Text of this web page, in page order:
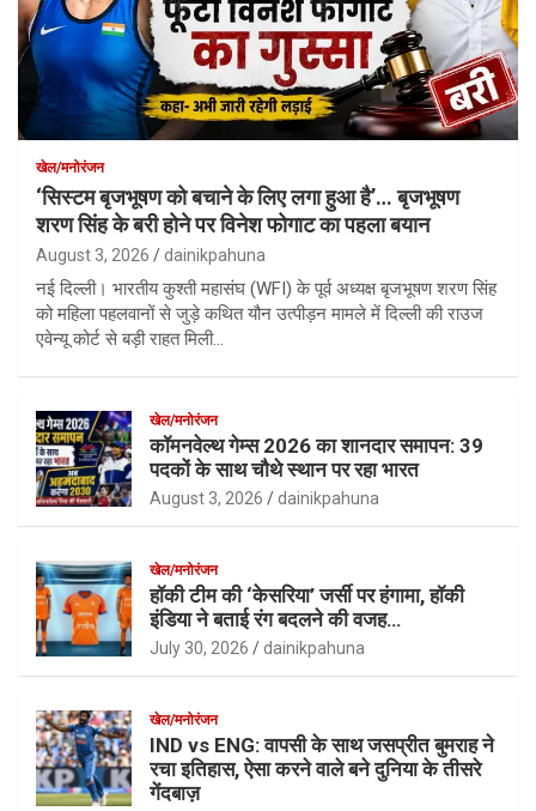
खेल/मनोरंजन
‘सिस्टम बृजभूषण को बचाने के लिए लगा हुआ है’… बृजभूषण
शरण सिंह के बरी होने पर विनेश फोगाट का पहला बयान
August 3, 2026 dainikpahuna
नई दिल्ली। भारतीय कुश्ती महासंघ (WFI) के पूर्व अध्यक्ष बृजभूषण शरण सिंह
को महिला पहलवानों से जुड़े कथित यौन उत्पीड़न मामले में दिल्ली की राउज
एवेन्यू कोर्ट से बड़ी राहत मिली…
खेल/मनोरंजन
कॉमनवेल्थ गेम्स 2026 का शानदार समापन: 39
पदकों के साथ चौथे स्थान पर रहा भारत
August 3, 2026 dainikpahuna
खेल/मनोरंजन
हॉकी टीम की ‘केसरिया’ जर्सी पर हंगामा, हॉकी
इंडिया ने बताई रंग बदलने की वजह…
July 30, 2026 dainikpahuna
खेल/मनोरंजन
IND vs ENG: वापसी के साथ जसप्रीत बुमराह ने
रचा इतिहास, ऐसा करने वाले बने दुनिया के तीसरे
गेंदबाज़